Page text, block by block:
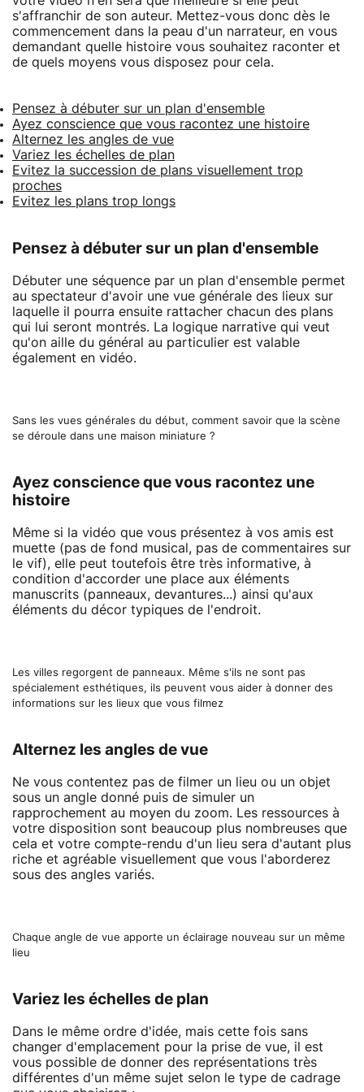
s'affranchir de son auteur. Mettez-vous donc dès le
commencement dans la peau d'un narrateur, en vous
demandant quelle histoire vous souhaitez raconter et
de quels moyens vous disposez pour cela.
Pensez à débuter sur un plan d'ensemble
Ayez conscience que vous racontez une histoire
Alternez les angles de vue
Variez les échelles de plan
Evitez la succession de plans visuellement trop
proches
Evitez les plans trop longs
Pensez à débuter sur un plan d'ensemble
Débuter une séquence par un plan d'ensemble permet
au spectateur d'avoir une vue générale des lieux sur
laquelle il pourra ensuite rattacher chacun des plans
qui lui seront montrés. La logique narrative qui veut
qu'on aille du général au particulier est valable
également en vidéo.
Sans les vues générales du début, comment savoir que la scène
se déroule dans une maison miniature ?
Ayez conscience que vous racontez une
histoire
Même si la vidéo que vous présentez à vos amis est
muette (pas de fond musical, pas de commentaires sur
le vif), elle peut toutefois être très informative, à
condition d'accorder une place aux éléments
manuscrits (panneaux, devantures...) ainsi qu'aux
éléments du décor typiques de l'endroit.
Les villes regorgent de panneaux. Même s'ils ne sont pas
spécialement esthétiques, ils peuvent vous aider à donner des
informations sur les lieux que vous filmez
Alternez les angles de vue
Ne vous contentez pas de filmer un lieu ou un objet
sous un angle donné puis de simuler un
rapprochement au moyen du zoom. Les ressources à
votre disposition sont beaucoup plus nombreuses que
cela et votre compte-rendu d'un lieu sera d'autant plus
riche et agréable visuellement que vous l'aborderez
sous des angles variés.
Chaque angle de vue apporte un éclairage nouveau sur un même
lieu
Variez les échelles de plan
Dans le même ordre d'idée, mais cette fois sans
changer d'emplacement pour la prise de vue, il est
vous possible de donner des représentations très
différentes d'un même sujet selon le type de cadrage